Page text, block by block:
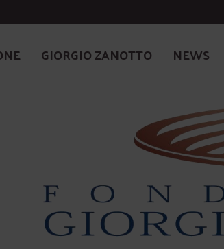
GIORGIO ZANOTTO NEWS